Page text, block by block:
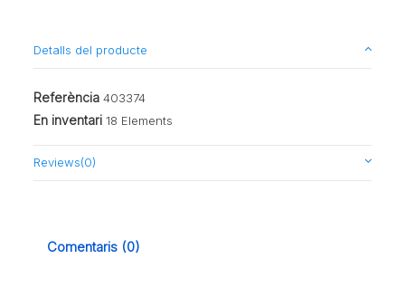
Detalls del producte
Referència 403374
En inventari 18 Elements
Reviews(0)
Comentaris (0)